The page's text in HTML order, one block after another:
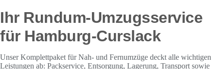
Ihr Rundum-Umzugsservice
für Hamburg-Curslack
Unser Komplettpaket für Nah- und Fernumzüge deckt alle wichtigen
Leistungen ab: Packservice, Entsorgung, Lagerung, Transport sowie